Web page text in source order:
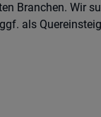
Branchen. Wir
als